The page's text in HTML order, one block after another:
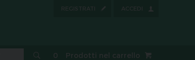
ACCEDI
REGISTRATI
0 Prodotti nel carrello